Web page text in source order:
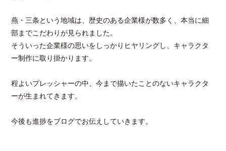
燕・三条という地域は、歴史のある企業様が数多く、本当に細
部までこだわりが見られました。
そういった企業様の思いをしっかりヒヤリングし、キャラクタ
ー制作に取り掛かります。
程よいプレッシャーの中、今まで描いたことのないキャラクタ
ーが生まれてきます。
今後も進捗をブログでお伝えしていきます。